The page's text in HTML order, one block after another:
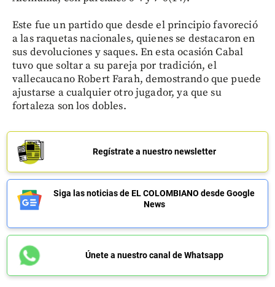
Este fue un partido que desde el principio favoreció
a las raquetas nacionales, quienes se destacaron en
sus devoluciones y saques. En esta ocasión Cabal
tuvo que soltar a su pareja por tradición, el
vallecaucano Robert Farah, demostrando que puede
ajustarse a cualquier otro jugador, ya que su
fortaleza son los dobles.
Regístrate a nuestro newsletter
Siga las noticias de EL COLOMBIANO desde Google
News
Únete a nuestro canal de Whatsapp